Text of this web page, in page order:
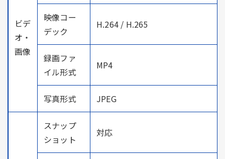
ビデ
オ・
画像
映像コー
デック
H.264 / H.265
録画ファ
イル形式
MP4
写真形式 JPEG
スナップ
ショット
対応